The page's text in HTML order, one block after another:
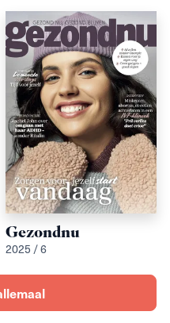
Gezondnu
2025 / 6